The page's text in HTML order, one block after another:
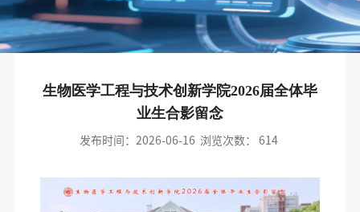
生物医学工程与技术创新学院2026届全体毕
业生合影留念
发布时间：2026-06-16 浏览次数： 614